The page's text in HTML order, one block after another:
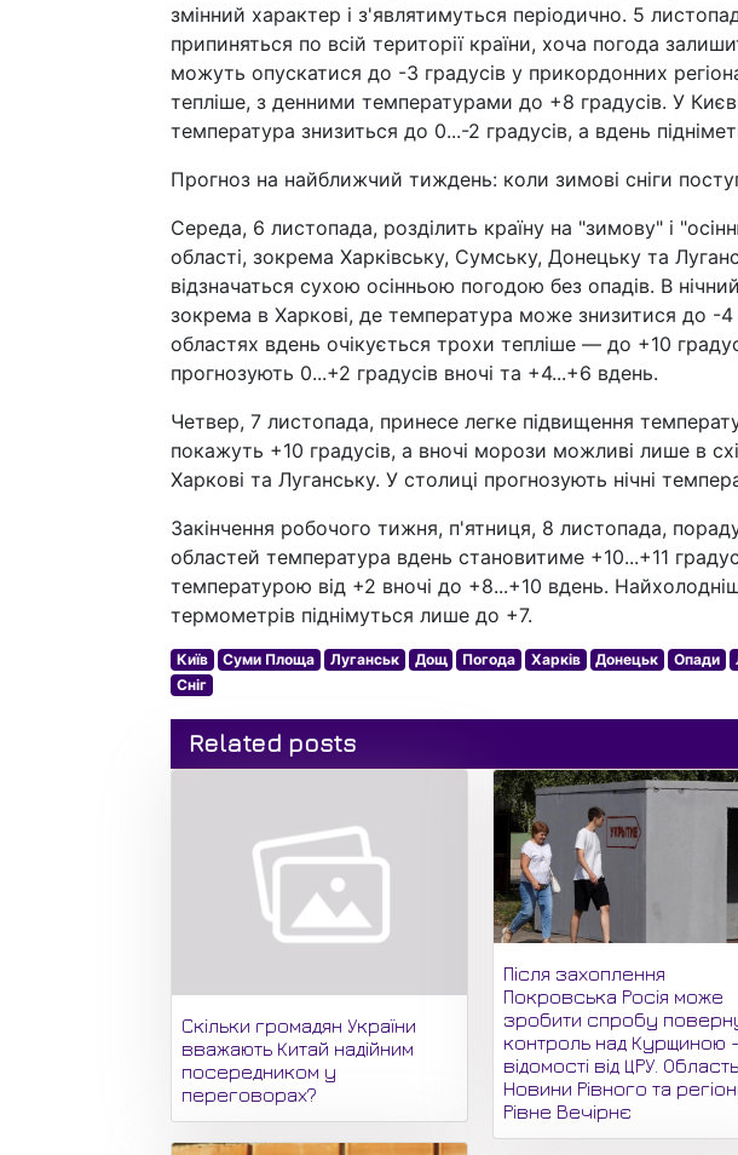
змінний характер і з'являтимуться періодично. 5
припиняться по всій території країни, хоча погода
можуть опускатися до -3 градусів у прикордонних
тепліше, з денними температурами до +8 градусів. У
температура знизиться до 0...-2 градусів, а вдень
Прогноз на найближчий тиждень: коли зимові сніги
Середа, 6 листопада, розділить країну на "зимову" і
області, зокрема Харківську, Сумську, Донецьку та
відзначаться сухою осінньою погодою без опадів. В
зокрема в Харкові, де температура може знизитися до -4
областях вдень очікується трохи тепліше — до +10
прогнозують 0...+2 градусів вночі та +4...+6 вдень.
Четвер, 7 листопада, принесе легке підвищення
покажуть +10 градусів, а вночі морози можливі лише в
Харкові та Луганську. У столиці прогнозують нічні
Закінчення робочого тижня, п'ятниця, 8 листопада,
областей температура вдень становитиме +10...+11
температурою від +2 вночі до +8...+10 вдень.
термометрів піднімуться лише до +7.
Київ Суми Площа Луганськ Дощ Погода Харків Донецьк Опади
Сніг
Related posts
Скільки громадян України
вважають Китай надійним
посередником у
переговорах?
Після захоплення
Покровська Росія може
зробити спробу
контроль над Курщиною -
відомості від ЦРУ.
Новини Рівного та регіону
Рівне Вечірнє